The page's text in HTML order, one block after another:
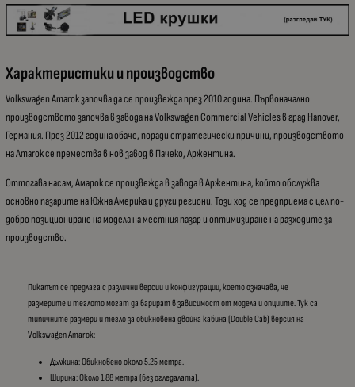
Характеристики и производство
Volkswagen Amarok започва да се произвежда през 2010 година. Първоначално
производството започва в завода на Volkswagen Commercial Vehicles в град Hanover,
Германия. През 2012 година обаче, поради стратегически причини, производството
на Amarok се премества в нов завод в Пачеко, Аржентина.
Оттогава насам, Амарок се произвежда в завода в Аржентина, който обслужва
основно пазарите на Южна Америка и други региони. Този ход се предприема с цел по-
добро позициониране на модела на местния пазар и оптимизиране на разходите за
производство.
Пикапът се предлага с различни версии и конфигурации, което означава, че
размерите и теглото могат да варират в зависимост от модела и опциите. Тук са
типичните размери и тегло за обикновена двойна кабина (Double Cab) версия на
Volkswagen Amarok:
Дължина: Обикновено около 5.25 метра.
Ширина: Около 1.88 метра (без огледалата).